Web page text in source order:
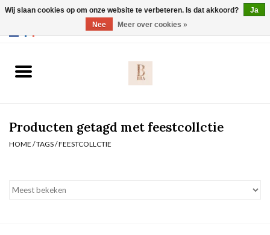
Slip
Nachtmode
Producten getagd met feestcollctie
HOME /TAGS/FEESTCOLLCTIE
Wij slaan cookies op om onze website te verbeteren. Is dat akkoord?
Ja
Nee
Meer over cookies »
Webshop werkt met EU maten. .